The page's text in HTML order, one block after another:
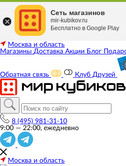
Москва и область
Магазины Доставка Акции Блог
Обратная связь Клуб Друзей
8 (495) 981-31-10
9:00 — 22:00, ежедневно
Москва и область
Сеть магазинов
mir-kubikov.ru
Бесплатно в Google Play